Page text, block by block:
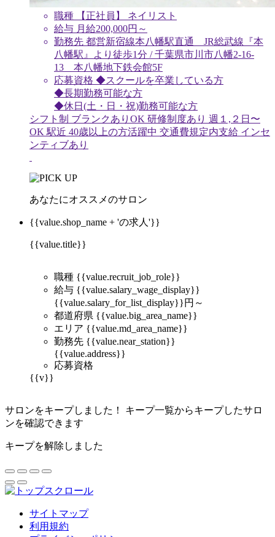
職種
【正社員】 ネイリスト
給与 月給200,000円～
勤務先 都営新宿線本八幡駅直通 JR総武線『本
八幡駅』より徒歩1分 / 千葉県市川市八幡2-16-
13 本八幡地下鉄会館5F
応募資格 ◆スクールを卒業している方
◆長期勤務可能な方
◆休日(土・日・祝)勤務可能な方
シフト制 ブランクありOK 研修制度あり 週１,２日〜
OK 駅近 40歳以上の方活躍中 交通費規定内支給 インセ
ンティブあり
あなたにオススメのサロン
{{value.shop_name + 'の求人'}}
{{value.title}}
職種 {{value.recruit_job_role}}
給与 {{value.salary_wage_display}}
{{value.salary_for_list_display}}円～
都道府県 {{value.big_area_name}}
エリア {{value.md_area_name}}
勤務先 {{value.near_station}}
{{value.address}}
応募資格
{{v}}
サロンをキープしました！ キープ一覧からキープしたサロ
ンを確認できます
キープを解除しました
サイトマップ
利用規約